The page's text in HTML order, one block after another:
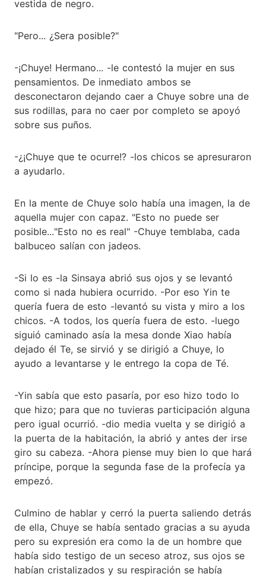
vestida de negro.
"Pero... ¿Sera posible?"
-¡Chuye! Hermano... -le contestó la mujer en sus
pensamientos. De inmediato ambos se
desconectaron dejando caer a Chuye sobre una de
sus rodillas, para no caer por completo se apoyó
sobre sus puños.
-¿¡Chuye que te ocurre!? -los chicos se apresuraron
a ayudarlo.
En la mente de Chuye solo había una imagen, la de
aquella mujer con capaz. "Esto no puede ser
posible..."Esto no es real" -Chuye temblaba, cada
balbuceo salían con jadeos.
-Si lo es -la Sinsaya abrió sus ojos y se levantó
como si nada hubiera ocurrido. -Por eso Yin te
quería fuera de esto -levantó su vista y miro a los
chicos. -A todos, los quería fuera de esto. -luego
siguió caminado asía la mesa donde Xiao había
dejado él Te, se sirvió y se dirigió a Chuye, lo
ayudo a levantarse y le entrego la copa de Té.
-Yin sabía que esto pasaría, por eso hizo todo lo
que hizo; para que no tuvieras participación alguna
pero igual ocurrió. -dio media vuelta y se dirigió a
la puerta de la habitación, la abrió y antes der irse
giro su cabeza. -Ahora piense muy bien lo que hará
príncipe, porque la segunda fase de la profecía ya
empezó.
Culmino de hablar y cerró la puerta saliendo detrás
de ella, Chuye se había sentado gracias a su ayuda
pero su expresión era como la de un hombre que
había sido testigo de un seceso atroz, sus ojos se
habían cristalizados y su respiración se había